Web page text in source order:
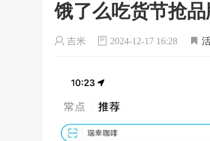
饿了么吃货节抢
吉米 2024-12-17 16:28